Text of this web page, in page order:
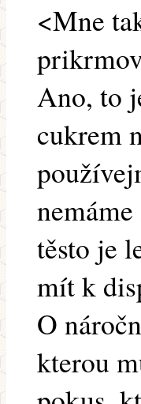
<Mne
Ano, to
cukrem
těsto je
mít k
O
kterou